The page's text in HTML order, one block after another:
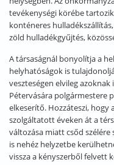
tevékenységi körébe
konténeres
zöld hulladékgyűjtés,
A társaságnál bonyolítja a
helyhatóságok is
veszteségen elvileg
Pétervására polgármestere
elkeserítő. Hozzáteszi, hogy
szolgáltatott éveken át a
változása miatt csőd
is nehéz helyzetbe
vissza a kényszerből felvett